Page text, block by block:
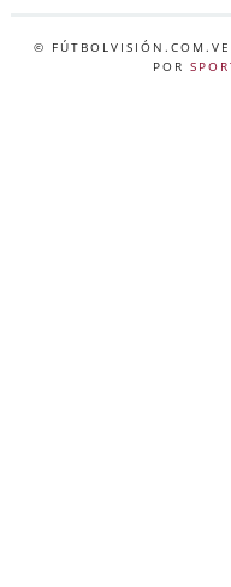
© FÚTBOLVISIÓN.COM.VE
POR